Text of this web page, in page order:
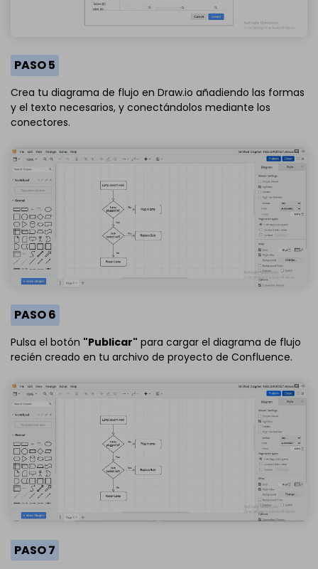
PASO 5
Crea tu diagrama de flujo en Draw.io añadiendo las formas
y el texto necesarios, y conectándolos mediante los
conectores.
PASO 6
Pulsa el botón "Publicar" para cargar el diagrama de flujo
recién creado en tu archivo de proyecto de Confluence.
PASO 7